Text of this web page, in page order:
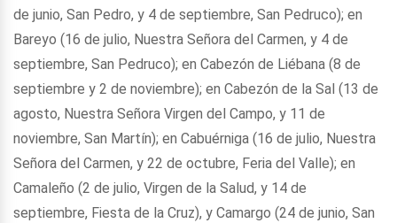
de junio, San Pedro, y 4 de septiembre, San Pedruco); en
Bareyo (16 de julio, Nuestra Señora del Carmen, y 4 de
septiembre, San Pedruco); en Cabezón de Liébana (8 de
septiembre y 2 de noviembre); en Cabezón de la Sal (13 de
agosto, Nuestra Señora Virgen del Campo, y 11 de
noviembre, San Martín); en Cabuérniga (16 de julio, Nuestra
Señora del Carmen, y 22 de octubre, Feria del Valle); en
Camaleño (2 de julio, Virgen de la Salud, y 14 de
septiembre, Fiesta de la Cruz), y Camargo (24 de junio, San